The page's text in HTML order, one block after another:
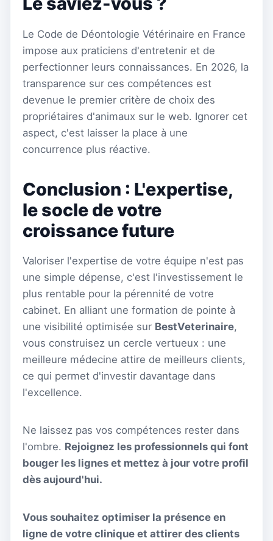
Le Code de Déontologie Vétérinaire en France
impose aux praticiens d'entretenir et de
perfectionner leurs connaissances. En 2026, la
transparence sur ces compétences est
devenue le premier critère de choix des
propriétaires d'animaux sur le web. Ignorer cet
aspect, c'est laisser la place à une
concurrence plus réactive.
Conclusion : L'expertise,
le socle de votre
croissance future
Valoriser l'expertise de votre équipe n'est pas
une simple dépense, c'est l'investissement le
plus rentable pour la pérennité de votre
cabinet. En alliant une formation de pointe à
une visibilité optimisée sur BestVeterinaire,
vous construisez un cercle vertueux : une
meilleure médecine attire de meilleurs clients,
ce qui permet d'investir davantage dans
l'excellence.
Ne laissez pas vos compétences rester dans
l'ombre. Rejoignez les professionnels qui font
bouger les lignes et mettez à jour votre profil
dès aujourd'hui.
Vous souhaitez optimiser la présence en
ligne de votre clinique et attirer des clients